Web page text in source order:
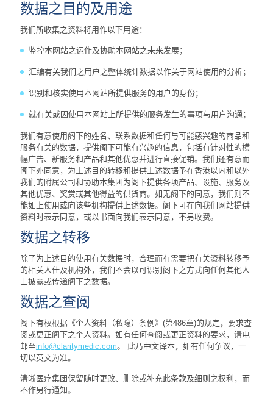
数据之目的及用途
我们所收集之资料将用作以下用途：
监控本网站之运作及协助本网站之未来发展；
汇编有关我们之用户之整体统计数据以作关于网站使用的分析；
识别和核实使用本网站所提供服务的用户的身份；
就有关或因使用本网站上所提供的服务发生的事项与用户沟通；
我们有意使用阁下的姓名、联系数据和任何与可能感兴趣的商品和
服务有关的数据，提供阁下可能有兴趣的信息，包括有针对性的横
幅广告、新服务和产品和其他优惠并进行直接促销。我们还有意而
阁下亦同意，为上述目的转移和提供上述数据予在香港以内和以外
我们的附属公司和协助本集团为阁下提供各项产品、设施、服务及
其他优惠、奖赏或其他得益的供货商。如无阁下的同意，我们则不
能如上使用或向该些机构提供上述数据。阁下可在向我们网站提供
资料时表示同意，或以书面向我们表示同意，不另收费。
数据之转移
除了为上述目的使用有关数据时，合理而有需要把有关资料转移予
的相关人仕及机构外，我们不会以可识别阁下之方式向任何其他人
士披露或传递阁下之数据。
数据之查阅
阁下有权根据《个人资料（私隐）条例》(第486章)的规定，要求查
阅或更正阁下之个人资料。如有任何查阅或更正资料的要求，请电
邮至info@claritymedic.com。 此乃中文译本，如有任何争议，一
切以英文为准。
清晰医疗集团保留随时更改、删除或补充此条款及细则之权利，而
不作另行通知。